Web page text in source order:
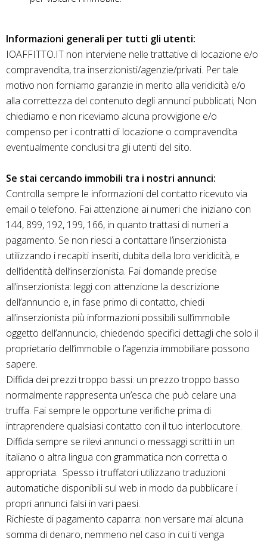
Informazioni generali per tutti gli utenti:
IOAFFITTO.IT non interviene nelle trattative di locazione e/o
compravendita, tra inserzionisti/agenzie/privati. Per tale
motivo non forniamo garanzie in merito alla veridicità e/o
alla correttezza del contenuto degli annunci pubblicati; Non
chiediamo e non riceviamo alcuna provvigione e/o
compenso per i contratti di locazione o compravendita
eventualmente conclusi tra gli utenti del sito.
Se stai cercando immobili tra i nostri annunci:
Controlla sempre le informazioni del contatto ricevuto via
email o telefono. Fai attenzione ai numeri che iniziano con
144, 899, 192, 199, 166, in quanto trattasi di numeri a
pagamento. Se non riesci a contattare l’inserzionista
utilizzando i recapiti inseriti, dubita della loro veridicità, e
dell’identità dell’inserzionista. Fai domande precise
all’inserzionista: leggi con attenzione la descrizione
dell’annuncio e, in fase primo di contatto, chiedi
all’inserzionista più informazioni possibili sull’immobile
oggetto dell’annuncio, chiedendo specifici dettagli che solo il
proprietario dell’immobile o l’agenzia immobiliare possono
sapere.
Diffida dei prezzi troppo bassi: un prezzo troppo basso
normalmente rappresenta un’esca che può celare una
truffa. Fai sempre le opportune verifiche prima di
intraprendere qualsiasi contatto con il tuo interlocutore.
Diffida sempre se rilevi annunci o messaggi scritti in un
italiano o altra lingua con grammatica non corretta o
appropriata. Spesso i truffatori utilizzano traduzioni
automatiche disponibili sul web in modo da pubblicare i
propri annunci falsi in vari paesi.
Richieste di pagamento caparra: non versare mai alcuna
somma di denaro, nemmeno nel caso in cui ti venga